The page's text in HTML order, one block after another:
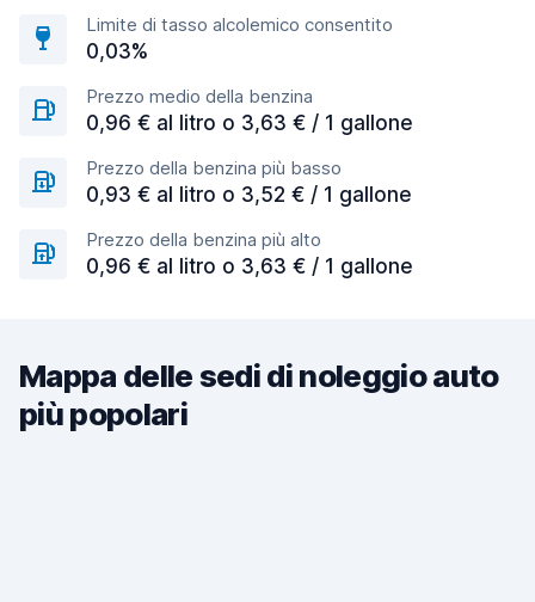
Limite di tasso alcolemico consentito
0,03%
Prezzo medio della benzina
0,96 € al litro o 3,63 € / 1 gallone
Prezzo della benzina più basso
0,93 € al litro o 3,52 € / 1 gallone
Prezzo della benzina più alto
0,96 € al litro o 3,63 € / 1 gallone
Mappa delle sedi di noleggio auto
più popolari